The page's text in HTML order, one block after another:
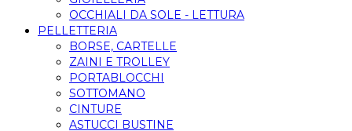
OCCHIALI DA SOLE - LETTURA
PELLETTERIA
BORSE, CARTELLE
ZAINI E TROLLEY
PORTABLOCCHI
SOTTOMANO
CINTURE
ASTUCCI BUSTINE